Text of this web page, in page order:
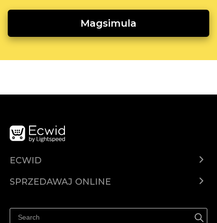
Magsimula
ECWID
Cena
SPRZEDAWAJ ONLINE
Sprzedawaj na Facebooku